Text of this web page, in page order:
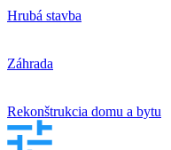
Hrubá stavba
Záhrada
Rekonštrukcia domu a bytu